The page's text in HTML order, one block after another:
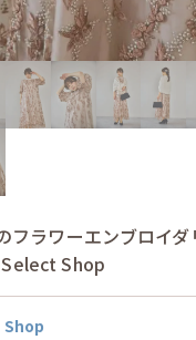
フラワーエンブロイ
Shop